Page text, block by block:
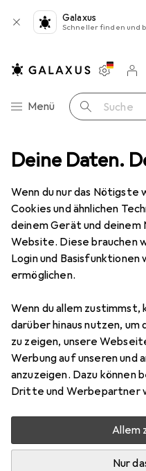
Deine Daten.
Wenn du nur das Nötigste
Cookies und ähnlichen
deinem Gerät und
Website. Diese brauchen
Login und Basisfunktionen
ermöglichen.
Wenn du allem zustimmst,
darüber hinaus nutzen,
zu zeigen, unsere
Werbung auf unseren und
anzuzeigen. Dazu können
Dritte und Werbepartner
Allem
Nur
Galaxus
Schneller finden und
Navigation nach Kategorien
Menü Suche
Merklisten
Warenkorb
Smartphone Schutzfolie
6
Dipos
Preis in EUR inkl. MwSt.
EUR
5,99
Bewertungen
Di, 11.8. geliefert
Mehr als 10 Stück an
Lieferort angeben für